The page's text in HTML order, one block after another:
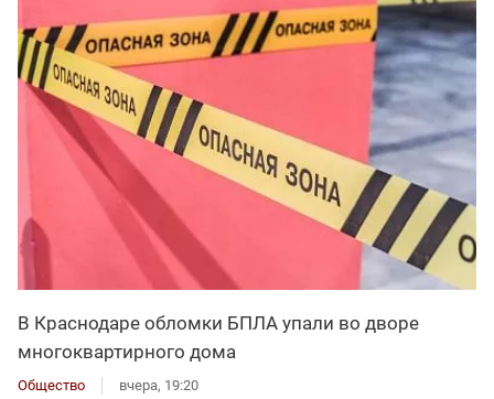
В Краснодаре обломки БПЛА упали во дворе
многоквартирного дома
Общество вчера, 19:20